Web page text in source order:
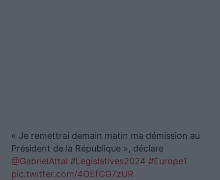
« Je remettrai demain matin ma démission au
Président de la République », déclare
@GabrielAttal #Legislatives2024 #Europe1
pic.twitter.com/4OEfCG7zUR